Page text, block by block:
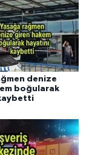
denize
boğularak